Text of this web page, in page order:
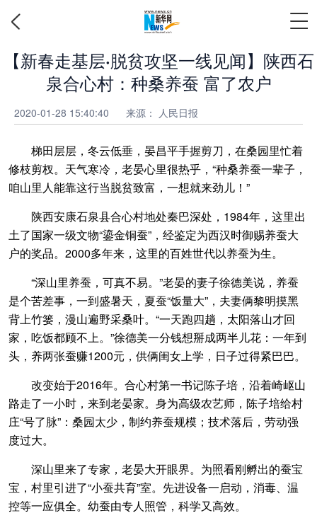
【新春走基层·脱贫攻坚一线见闻】陕西石
泉合心村：种桑养蚕 富了农户
2020-01-28 15:40:40 来源： 人民日报
梯田层层，冬云低垂，晏昌平手握剪刀，在桑园里忙着
修枝剪杈。天气寒冷，老晏心里很热乎，“种桑养蚕一辈子，
咱山里人能靠这行当脱贫致富，一想就来劲儿！”
陕西安康石泉县合心村地处秦巴深处，1984年，这里出
土了国家一级文物“鎏金铜蚕”，经鉴定为西汉时御赐养蚕大
户的奖品。2000多年来，这里的百姓世代以养蚕为生。
“深山里养蚕，可真不易。”老晏的妻子徐德美说，养蚕
是个苦差事，一到盛暑天，夏蚕“饭量大”，夫妻俩黎明摸黑
背上竹篓，漫山遍野采桑叶。“一天跑四趟，太阳落山才回
家，吃饭都顾不上。”徐德美一分钱想掰成两半儿花：一年到
头，养两张蚕赚1200元，供俩闺女上学，日子过得紧巴巴。
改变始于2016年。合心村第一书记陈子培，沿着崎岖山
路走了一小时，来到老晏家。身为高级农艺师，陈子培给村
庄“号了脉”：桑园太少，制约养蚕规模；技术落后，劳动强
度过大。
深山里来了专家，老晏大开眼界。为照看刚孵出的蚕宝
宝，村里引进了“小蚕共育”室。先进设备一启动，消毒、温
控等一应俱全。幼蚕由专人照管，科学又高效。